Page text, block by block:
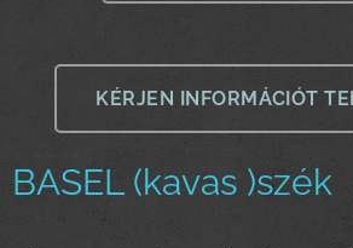
KÉRJEN INFORMÁCIÓT
BASEL (kavas )szék